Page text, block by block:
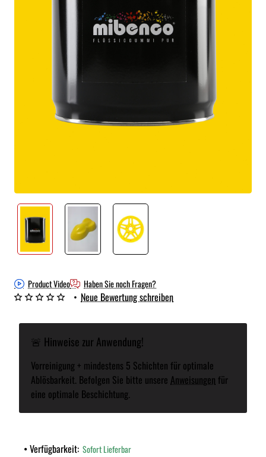
Product Video Haben Sie noch Fragen?
🚨 Hinweise zur Anwendung!
Vorreinigung + mindestens 5 Schichten für optimale
Ablösbarkeit. Befolgen Sie bitte unsere Anweisungen für
eine optimale Beschichtung.
Verfügbarkeit: Sofort Lieferbar
• Neue Bewertung schreiben